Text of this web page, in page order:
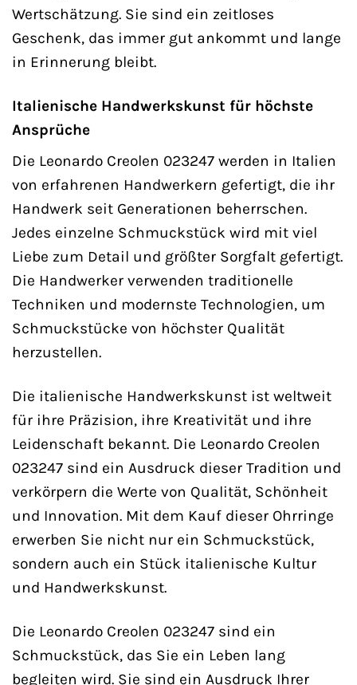
Wertschätzung. Sie sind ein zeitloses
Geschenk, das immer gut ankommt und lange
in Erinnerung bleibt.
Italienische Handwerkskunst für höchste
Ansprüche
Die Leonardo Creolen 023247 werden in Italien
von erfahrenen Handwerkern gefertigt, die ihr
Handwerk seit Generationen beherrschen.
Jedes einzelne Schmuckstück wird mit viel
Liebe zum Detail und größter Sorgfalt gefertigt.
Die Handwerker verwenden traditionelle
Techniken und modernste Technologien, um
Schmuckstücke von höchster Qualität
herzustellen.
Die italienische Handwerkskunst ist weltweit
für ihre Präzision, ihre Kreativität und ihre
Leidenschaft bekannt. Die Leonardo Creolen
023247 sind ein Ausdruck dieser Tradition und
verkörpern die Werte von Qualität, Schönheit
und Innovation. Mit dem Kauf dieser Ohrringe
erwerben Sie nicht nur ein Schmuckstück,
sondern auch ein Stück italienische Kultur
und Handwerkskunst.
Die Leonardo Creolen 023247 sind ein
Schmuckstück, das Sie ein Leben lang
begleiten wird. Sie sind ein Ausdruck Ihrer